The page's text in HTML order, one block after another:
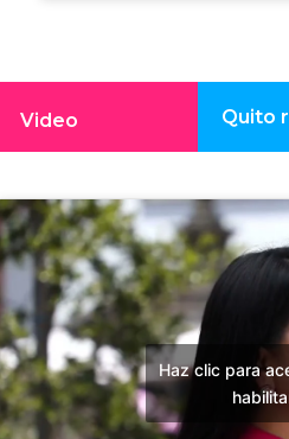
Video Quito
Haz clic para